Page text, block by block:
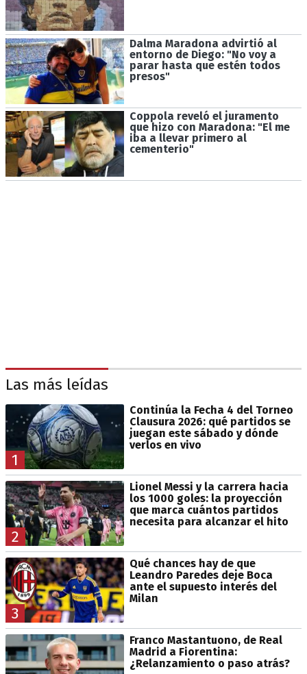
Dalma Maradona advirtió al
entorno de Diego: "No voy a
parar hasta que estén todos
presos"
Coppola reveló el juramento
que hizo con Maradona: "El me
iba a llevar primero al
cementerio"
Las más leídas
1
Continúa la Fecha 4 del Torneo
Clausura 2026: qué partidos se
juegan este sábado y dónde
verlos en vivo
2
Lionel Messi y la carrera hacia
los 1000 goles: la proyección
que marca cuántos partidos
necesita para alcanzar el hito
3
Qué chances hay de que
Leandro Paredes deje Boca
ante el supuesto interés del
Milan
Franco Mastantuono, de Real
Madrid a Fiorentina:
¿Relanzamiento o paso atrás?